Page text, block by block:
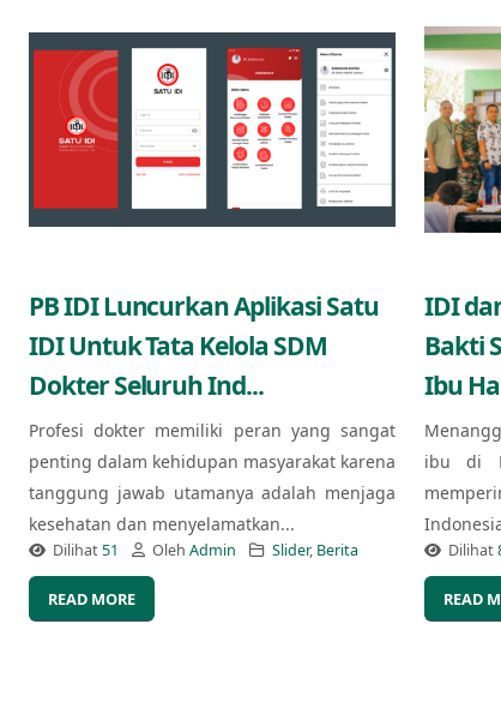
PB IDI Luncurkan Aplikasi Satu
IDI Untuk Tata Kelola SDM
Dokter Seluruh Ind...
Profesi dokter memiliki peran yang sangat
penting dalam kehidupan masyarakat karena
tanggung jawab utamanya adalah menjaga
kesehatan dan menyelamatkan...
Dilihat51 Oleh Admin Slider, Berita
READ MORE
IDI
Bakti
Ibu
ibu di
Dilihat
READ